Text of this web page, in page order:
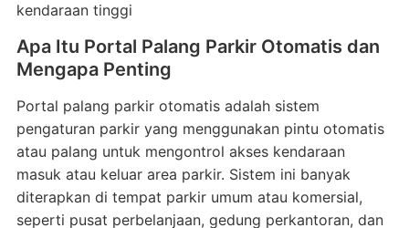
kendaraan tinggi
Apa Itu Portal Palang Parkir Otomatis dan
Mengapa Penting
Portal palang parkir otomatis adalah sistem
pengaturan parkir yang menggunakan pintu otomatis
atau palang untuk mengontrol akses kendaraan
masuk atau keluar area parkir. Sistem ini banyak
diterapkan di tempat parkir umum atau komersial,
seperti pusat perbelanjaan, gedung perkantoran, dan